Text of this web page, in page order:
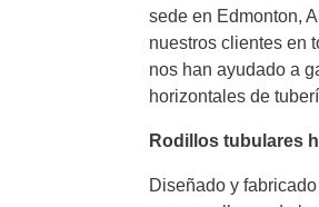
sede en Edmonton,
nuestros clientes en
nos han ayudado a
horizontales de
Rodillos tubulares
Diseñado y